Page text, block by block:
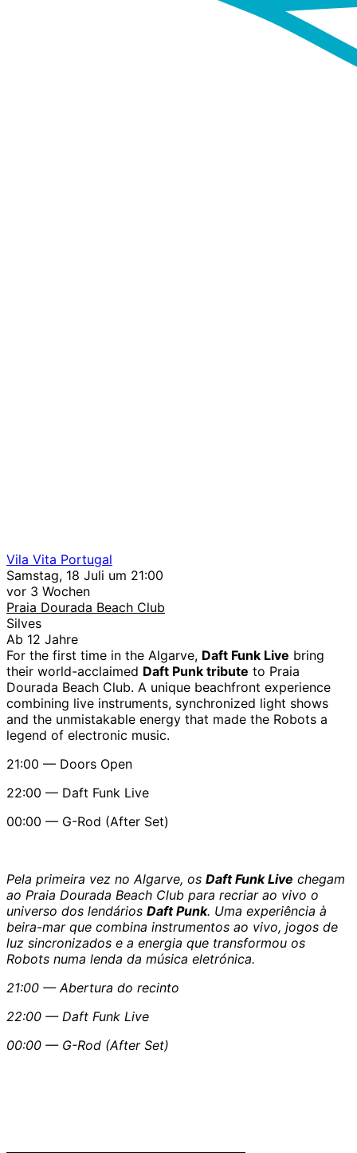
Vila Vita Portugal
Samstag, 18 Juli um 21:00
vor 3 Wochen
Praia Dourada Beach Club
Silves
Ab 12 Jahre
For the first time in the Algarve, Daft Funk Live bring
their world-acclaimed Daft Punk tribute to Praia
Dourada Beach Club. A unique beachfront experience
combining live instruments, synchronized light shows
and the unmistakable energy that made the Robots a
legend of electronic music.
21:00 — Doors Open
22:00 — Daft Funk Live
00:00 — G-Rod (After Set)
Pela primeira vez no Algarve, os Daft Funk Live chegam
ao Praia Dourada Beach Club para recriar ao vivo o
universo dos lendários Daft Punk. Uma experiência à
beira-mar que combina instrumentos ao vivo, jogos de
luz sincronizados e a energia que transformou os
Robots numa lenda da música eletrónica.
21:00 — Abertura do recinto
22:00 — Daft Funk Live
00:00 — G-Rod (After Set)